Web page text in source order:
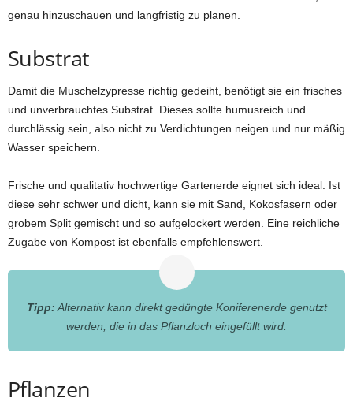
genau hinzuschauen und langfristig zu planen.
Substrat
Damit die Muschelzypresse richtig gedeiht, benötigt sie ein frisches
und unverbrauchtes Substrat. Dieses sollte humusreich und
durchlässig sein, also nicht zu Verdichtungen neigen und nur mäßig
Wasser speichern.
Frische und qualitativ hochwertige Gartenerde eignet sich ideal. Ist
diese sehr schwer und dicht, kann sie mit Sand, Kokosfasern oder
grobem Split gemischt und so aufgelockert werden. Eine reichliche
Zugabe von Kompost ist ebenfalls empfehlenswert.
Tipp:Alternativ kann direkt gedüngte Koniferenerde genutzt
werden, die in das Pflanzloch eingefüllt wird.
Pflanzen